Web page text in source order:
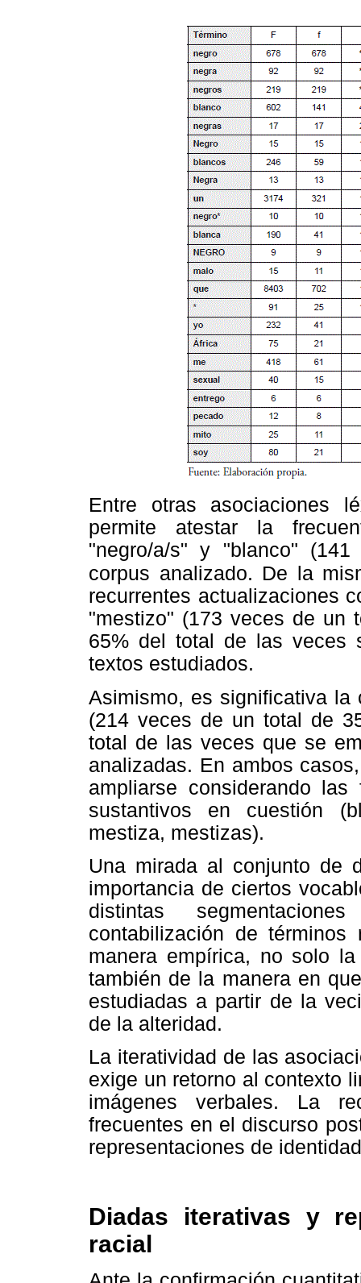
Entre otras asociaciones
permite atestar la
"negro/a/s" y "blanco"
corpus analizado. De la
recurrentes actualizaciones
"mestizo" (173 veces de un
65% del total de las veces
textos estudiados.
Asimismo, es significativa la
(214 veces de un total de
total de las veces que se
analizadas. En ambos
ampliarse considerando
sustantivos en cuestión
mestiza, mestizas).
Una mirada al conjunto de
importancia de ciertos
distintas
contabilización de
manera empírica, no solo
también de la manera en
estudiadas a partir de la
de la alteridad.
La iteratividad de las
exige un retorno al contexto
imágenes verbales. La
frecuentes en el discurso
representaciones de
Diadas iterativas y
racial